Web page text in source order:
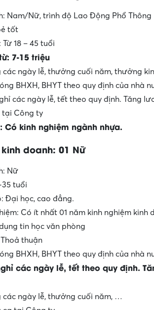
Nam/Nữ, trình độ Lao Động Phổ Thông
tốt
18 – 45 tuổi
7-15 triệu
các ngày lễ, thưởng cuối năm, thưởng
BHXH, BHYT theo quy định của nhà
các ngày lễ, tết theo quy định. Tăng
Công ty
Có kinh nghiệm ngành nhựa.
doanh: 01 Nữ
Nữ
35 tuổi
Đại học, cao đẳng.
Có ít nhất 01 năm kinh nghiệm kinh
tin học văn phòng
thuận
BHXH, BHYT theo quy định của nhà
các ngày lễ, tết theo quy định.
các ngày lễ, thưởng cuối năm, …